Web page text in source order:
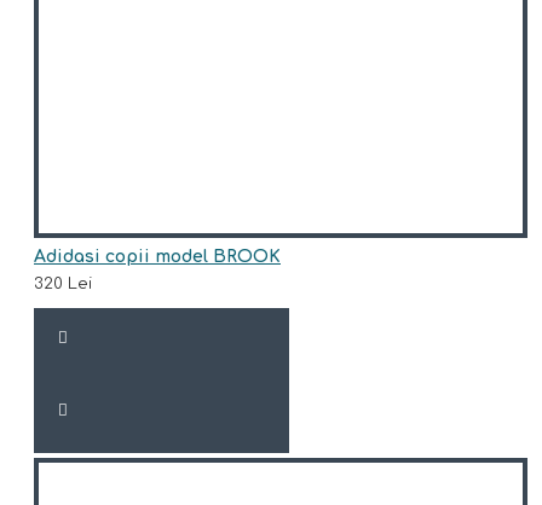
Adidasi copii model BROOK
320 Lei